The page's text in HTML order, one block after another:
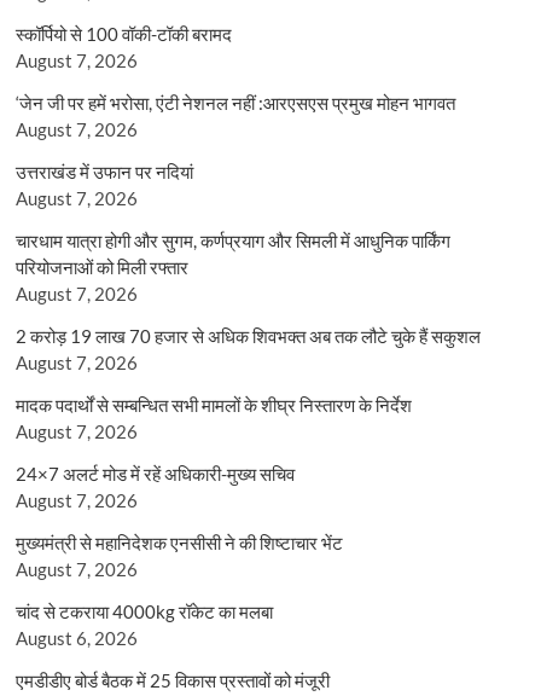
स्कॉर्पियो से 100 वॉकी-टॉकी बरामद
August 7, 2026
‘जेन जी पर हमें भरोसा, एंटी नेशनल नहीं :आरएसएस प्रमुख मोहन भागवत
August 7, 2026
उत्तराखंड में उफान पर नदियां
August 7, 2026
चारधाम यात्रा होगी और सुगम, कर्णप्रयाग और सिमली में आधुनिक पार्किंग
परियोजनाओं को मिली रफ्तार
August 7, 2026
2 करोड़ 19 लाख 70 हजार से अधिक शिवभक्त अब तक लौटे चुके हैं सकुशल
August 7, 2026
मादक पदार्थों से सम्बन्धित सभी मामलों के शीघ्र निस्तारण के निर्देश
August 7, 2026
24×7 अलर्ट मोड में रहें अधिकारी-मुख्य सचिव
August 7, 2026
मुख्यमंत्री से महानिदेशक एनसीसी ने की शिष्टाचार भेंट
August 7, 2026
चांद से टकराया 4000kg रॉकेट का मलबा
August 6, 2026
एमडीडीए बोर्ड बैठक में 25 विकास प्रस्तावों को मंजूरी